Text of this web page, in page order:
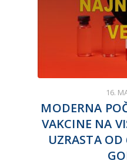
16.
MODERNA
VAKCINE NA
UZRASTA OD